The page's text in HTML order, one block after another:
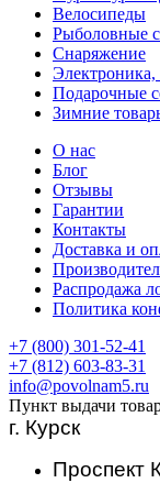
Велосипеды
Рыболовные
Снаряжение
Электроника,
Подарочные
Зимние
О нас
Блог
Отзывы
Гарантии
Контакты
Доставка и
Распродажа
Политика
+7 (800) 301-52-41
+7 (812) 603-83-31
info@povolnam5.ru
Пункт выдачи
г. Курск
Проспект